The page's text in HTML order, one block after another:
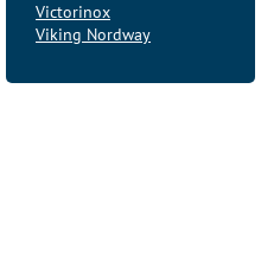
Victorinox
Viking Nordway